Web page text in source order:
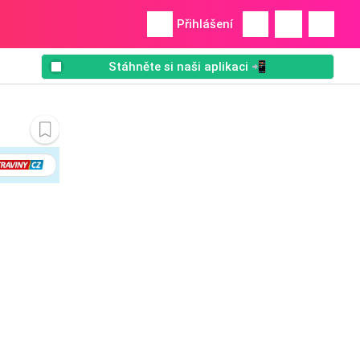
Přihlášení
Stáhněte si naši aplikaci 📲